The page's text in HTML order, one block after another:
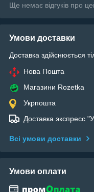
Ще немає відгуків про
Умови доставки
Доставка здійснюється
Нова Пошта
Магазини Rozetka
Укрпошта
Доставка экспресс
Всі умови доставки
Умови оплати